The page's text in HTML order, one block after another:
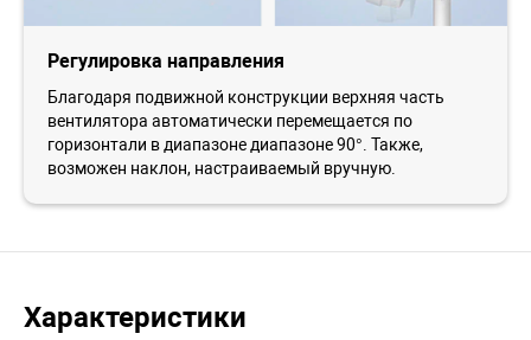
Регулировка направления
Благодаря подвижной конструкции верхняя часть
вентилятора автоматически перемещается по
горизонтали в диапазоне диапазоне 90°. Также,
возможен наклон, настраиваемый вручную.
Характеристики